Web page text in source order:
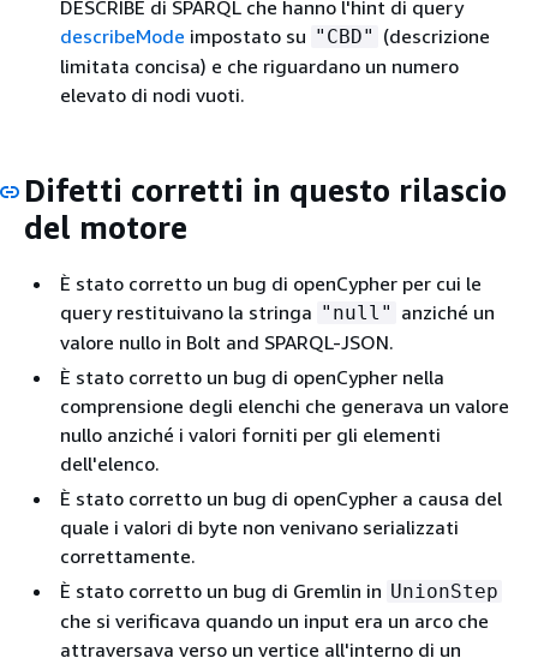
DESCRIBE di SPARQL che hanno l'hint di query
describeMode impostato su "CBD" (descrizione
limitata concisa) e che riguardano un numero
elevato di nodi vuoti.
Difetti corretti in questo rilascio
del motore
È stato corretto un bug di openCypher per cui le
query restituivano la stringa "null" anziché un
valore nullo in Bolt and SPARQL-JSON.
È stato corretto un bug di openCypher nella
comprensione degli elenchi che generava un valore
nullo anziché i valori forniti per gli elementi
dell'elenco.
È stato corretto un bug di openCypher a causa del
quale i valori di byte non venivano serializzati
correttamente.
È stato corretto un bug di Gremlin in UnionStep
che si verificava quando un input era un arco che
attraversava verso un vertice all'interno di un